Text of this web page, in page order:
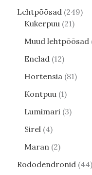
Lehtpõõsad 249
Kukerpuu 21
Muud lehtpõõsad
Enelad 12
Hortensia 81
Kontpuu 1
Lumimari 3
Sirel 4
Maran 2
Rododendronid 44